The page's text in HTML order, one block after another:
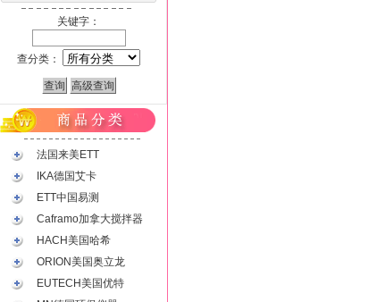
关键字：
查分类：
法国来美ETT
IKA德国艾卡
ETT中国易测
Caframo加拿大搅拌器
HACH美国哈希
ORION美国奥立龙
EUTECH美国优特